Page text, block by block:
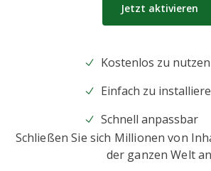
Jetzt aktivieren
Kostenlos zu nutzen
Einfach zu
Schnell anpassbar
Schließen Sie sich Millionen von
der ganzen Welt an